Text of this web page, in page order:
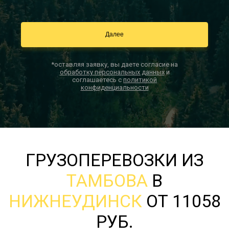
*оставляя заявку, вы даете согласие на
обработку персональных данныхи
соглашаетесь с политикой
конфиденциальности
ГРУЗОПЕРЕВОЗКИ ИЗ
ТАМБОВА В
НИЖНЕУДИНСКОТ 11058
РУБ.